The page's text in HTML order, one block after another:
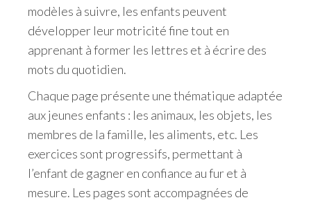
modèles à suivre, les enfants peuvent
développer leur motricité fine tout en
apprenant à former les lettres et à écrire des
mots du quotidien.
Chaque page présente une thématique adaptée
aux jeunes enfants : les animaux, les objets, les
membres de la famille, les aliments, etc. Les
exercices sont progressifs, permettant à
l’enfant de gagner en confiance au fur et à
mesure. Les pages sont accompagnées de